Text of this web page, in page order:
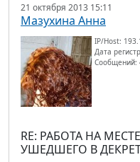
21 октября 2013 15:11
Мазухина Анна
IP/Host:
Дата
Сообщений:
RE: РАБОТА НА
УШЕДШЕГО В